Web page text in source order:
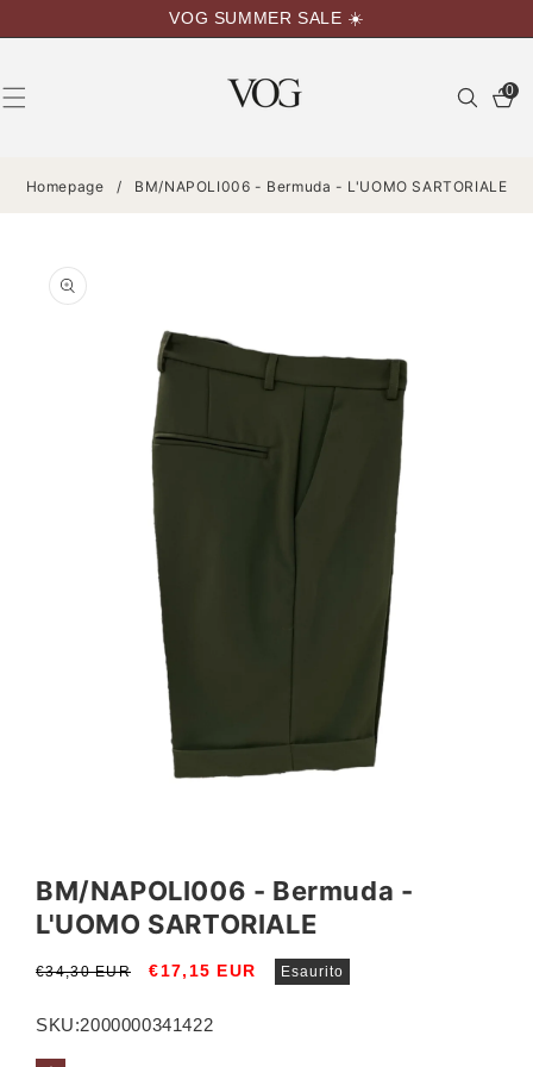
CONTENUTI
VOG SUMMER SALE ☀️
0
Homepage / BM/NAPOLI006 - Bermuda - L'UOMO SARTORIALE
SUL
PRODOTTO
multimediali
1
in
finestra
BM/NAPOLI006 - Bermuda -
L'UOMO SARTORIALE
Prezzo
listino
€34,30 EUR
Prezzo
€17,15 EUR Esaurito
SKU:2000000341422